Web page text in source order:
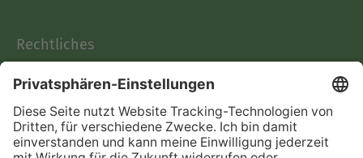
Rechtliches
AGB
Informationen nach Data
Act